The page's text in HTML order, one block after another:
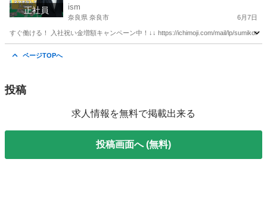
正社員 ism
奈良県 奈良市 6月7日
すぐ働ける！ 入社祝い金増額キャンペーン中！↓↓ https://ichimoji.com/mail/lp/
ページTOPへ
投稿
求人情報を無料で掲載出来る
投稿画面へ (無料)